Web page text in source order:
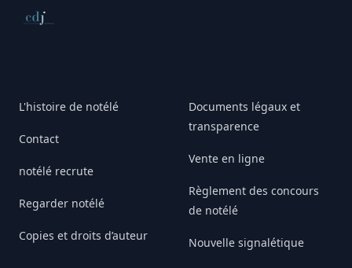
Conseil de déontologie journalistique
L'histoire de notélé
Contact
notélé recrute
Regarder notélé
Copies et droits d’auteur
Documents légaux et
transparence
Vente en ligne
Règlement des concours
de notélé
Nouvelle signalétique